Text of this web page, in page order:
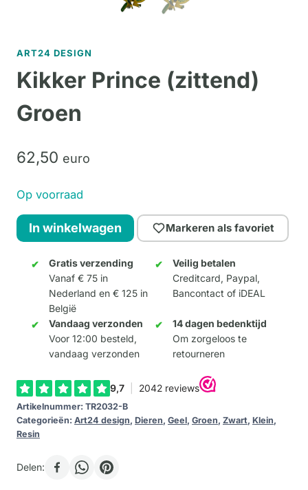
ART24 DESIGN
Kikker Prince (zittend)
Groen
62,50 euro
Op voorraad
Kikker
Prince
(zittend)
Groen
aantal
In winkelwagen Markeren als favoriet
Gratis verzending
Vanaf € 75 in
Nederland en € 125 in
België
Veilig betalen
Creditcard, Paypal,
Bancontact of iDEAL
Vandaag verzonden
Voor 12:00 besteld,
vandaag verzonden
14 dagen bedenktijd
Om zorgeloos te
retourneren
Artikelnummer: TR2032-B
Categorieën: Art24 design, Dieren, Geel, Groen, Zwart, Klein,
Resin
Delen: